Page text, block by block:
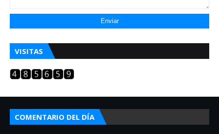
VISITAS
COMENTARIO DEL DÍA